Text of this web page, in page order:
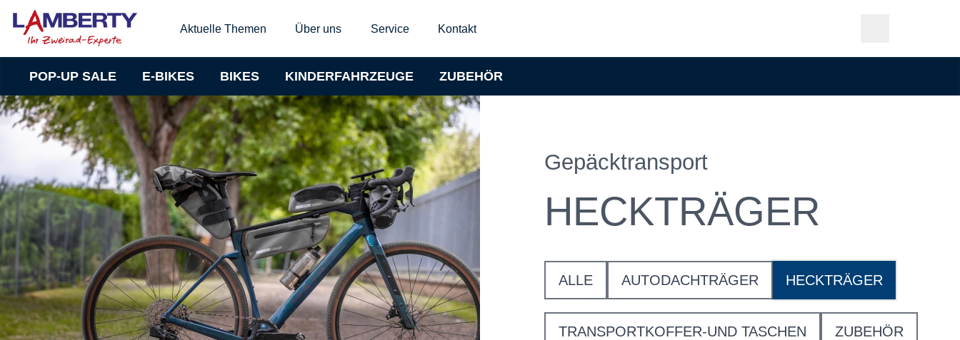
Aktuelle Themen Über uns Service Kontakt
POP-UP SALE E-BIKES BIKES KINDERFAHRZEUGE ZUBEHÖR
Gepäcktransport
HECKTRÄGER
ALLE AUTODACHTRÄGER HECKTRÄGER
TRANSPORTKOFFER-UND TASCHEN ZUBEHÖR